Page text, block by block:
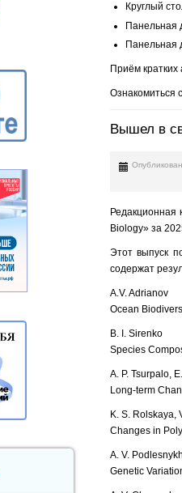
Круглый
Панельная
Панельная
Приём
Ознакомиться
Вышел в
Biology» за
Этот выпуск
содержат
A.V. Adrianov
Ocean
B. I. Sirenko
Species
A. P. Tsurpalo,
Long-term
K. S. Rolskaya,
Changes in
A. V.
Genetic